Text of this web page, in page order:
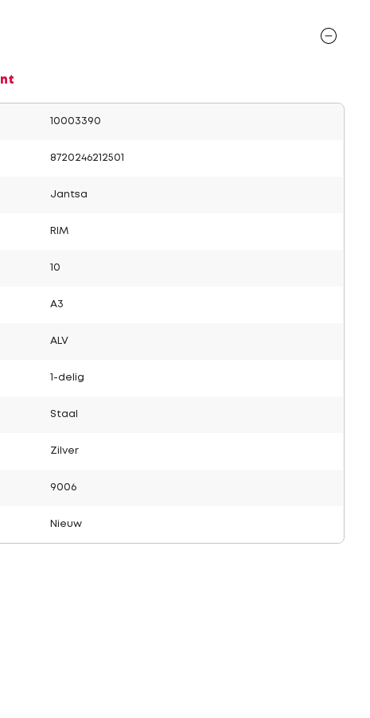
10003390
8720246212501
Jantsa
RIM
10
A3
ALV
1-delig
Staal
Zilver
9006
Nieuw